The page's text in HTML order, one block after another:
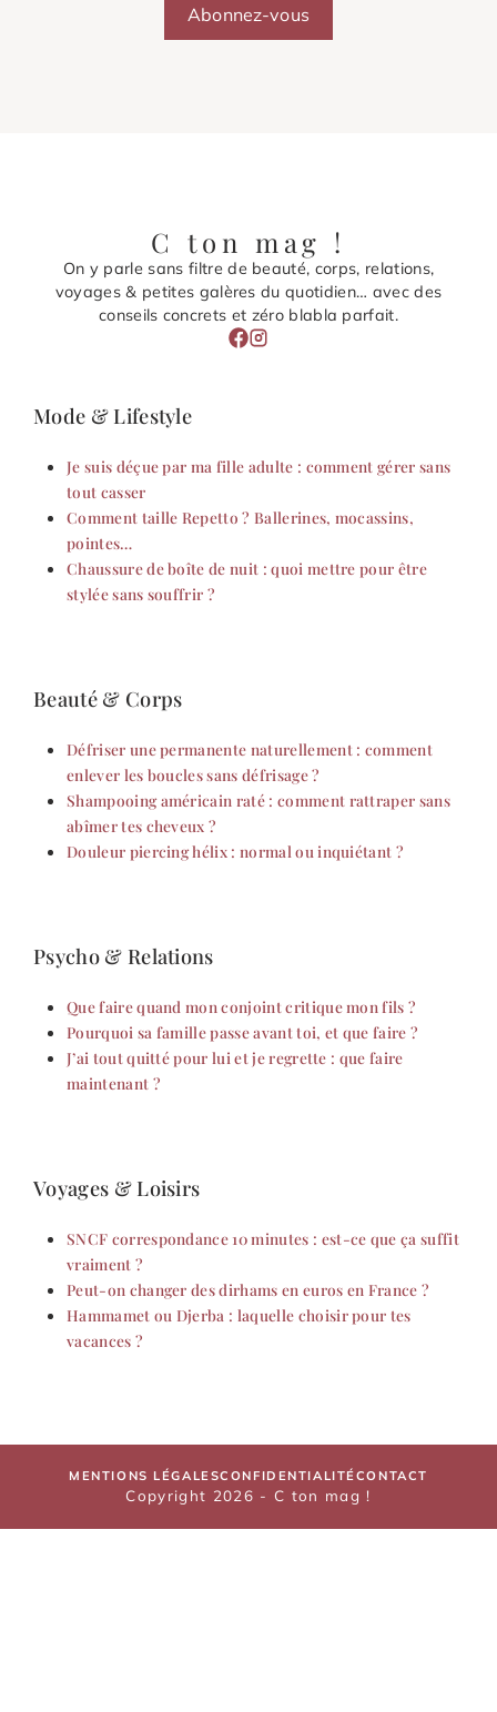
C ton mag !
On y parle sans filtre de beauté, corps, relations,
voyages & petites galères du quotidien… avec des
conseils concrets et zéro blabla parfait.
Mode & Lifestyle
Je suis déçue par ma fille adulte : comment gérer sans
tout casser
Comment taille Repetto ? Ballerines, mocassins,
pointes…
Chaussure de boîte de nuit : quoi mettre pour être
stylée sans souffrir ?
Beauté & Corps
Défriser une permanente naturellement : comment
enlever les boucles sans défrisage ?
Shampooing américain raté : comment rattraper sans
abîmer tes cheveux ?
Douleur piercing hélix : normal ou inquiétant ?
Psycho & Relations
Que faire quand mon conjoint critique mon fils ?
Pourquoi sa famille passe avant toi, et que faire ?
J’ai tout quitté pour lui et je regrette : que faire
maintenant ?
Voyages & Loisirs
SNCF correspondance 10 minutes : est-ce que ça suffit
vraiment ?
Peut-on changer des dirhams en euros en France ?
Hammamet ou Djerba : laquelle choisir pour tes
vacances ?
MENTIONS LÉGALESCONFIDENTIALITÉCONTACT
Copyright 2026 - C ton mag !